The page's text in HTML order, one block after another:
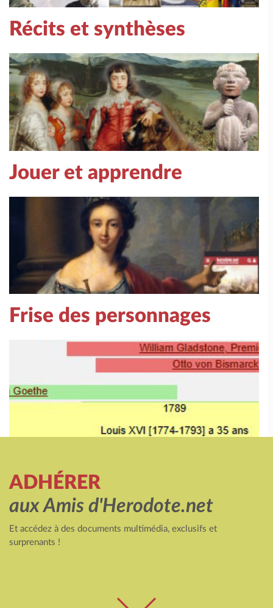
Récits et synthèses
Jouer et apprendre
Frise des personnages
ADHÉRER
aux Amis d'Herodote.net
Et accédez à des documents multimédia, exclusifs et
surprenants !